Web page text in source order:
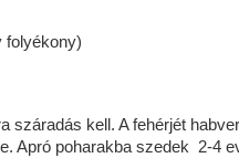
folyékony)
száradás kell. A fehérjét
Apró poharakba szedek 2-4